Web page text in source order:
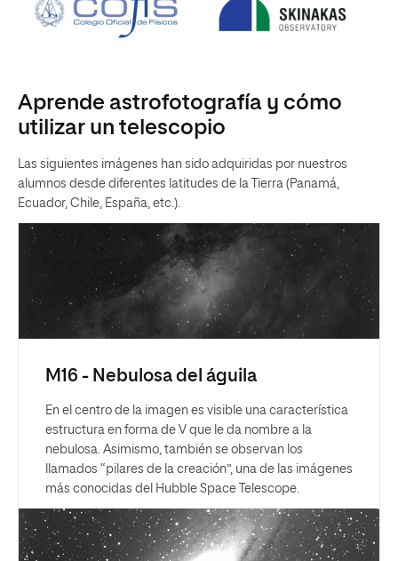
Aprende astrofotografía y cómo
utilizar un telescopio
Las siguientes imágenes han sido adquiridas por nuestros
alumnos desde diferentes latitudes de la Tierra (Panamá,
Ecuador, Chile, España, etc.).
M16 - Nebulosa del águila
En el centro de la imagen es visible una característica
estructura en forma de V que le da nombre a la
nebulosa. Asimismo, también se observan los
llamados “pilares de la creación”, una de las imágenes
más conocidas del Hubble Space Telescope.